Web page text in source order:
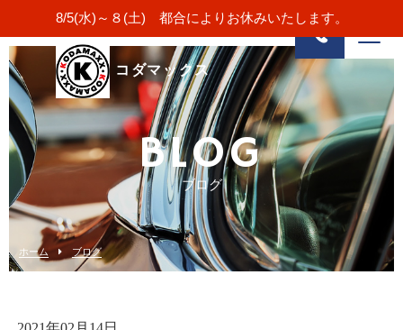
8/5(水)～８(土) 都合によりお休みいたします。
コダマックス
BLOG
ブログ
ホーム ブログ